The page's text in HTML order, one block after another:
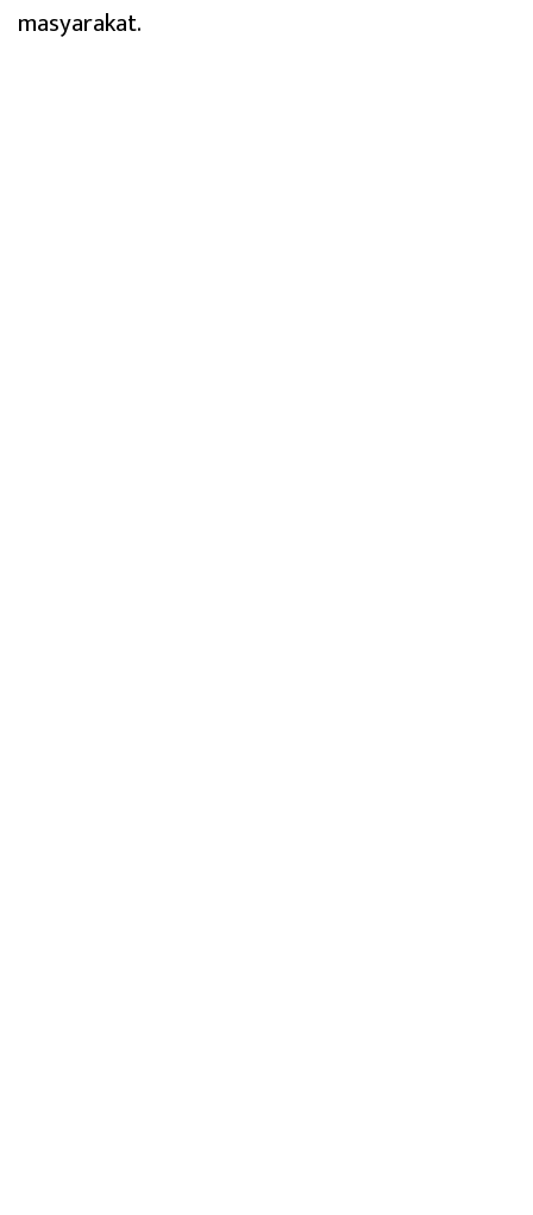
masyarakat.